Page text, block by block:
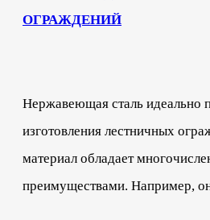
ОГРАЖДЕНИЙ
Нержавеющая сталь идеально
изготовления лестничных
материал обладает
преимуществами. Например,